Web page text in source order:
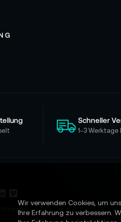
Schneller
1–3
Wir verwenden Cookies, um
Ihre Erfahrung zu verbessern.